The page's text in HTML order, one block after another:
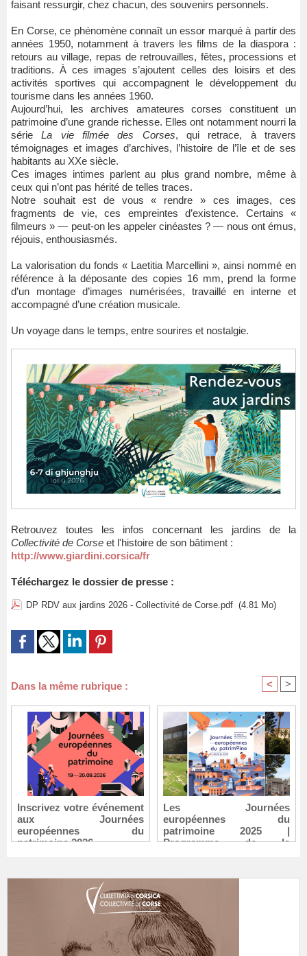
faisant ressurgir, chez chacun, des souvenirs personnels.
En Corse, ce phénomène connaît un essor marqué à partir des
années 1950, notamment à travers les films de la diaspora :
retours au village, repas de retrouvailles, fêtes, processions et
traditions. À ces images s’ajoutent celles des loisirs et des
activités sportives qui accompagnent le développe­ment du
tourisme dans les années 1960.
Aujourd’hui, les archives amateures corses constituent un
patrimoine d’une grande richesse. Elles ont notamment nourri la
sérieLa vie filmée des Corses, qui retrace, à travers
témoignages et images d’archives, l’histoire de l’île et de ses
habitants au XXe siècle.
Ces images intimes parlent au plus grand nombre, même à
ceux qui n’ont pas hérité de telles traces.
Notre souhait est de vous « rendre » ces images, ces
fragments de vie, ces empreintes d’existence. Certains «
filmeurs » — peut-on les appeler cinéastes ? — nous ont émus,
réjouis, enthousiasmés.
La valorisation du fonds « Laetitia Marcellini », ainsi nommé en
référence à la déposante des copies 16 mm, prend la forme
d’un montage d’images numérisées, travaillé en interne et
accompagné d’une création musicale.
Un voyage dans le temps, entre sourires et nostalgie.
Retrouvez toutes les infos concernant les jardins de la
Collectivité de Corse et l'histoire de son bâtiment :
http://www.giardini.corsica/fr
Téléchargez le dossier de presse :
DP RDV aux jardins 2026 - Collectivité de Corse.pdf (4.81 Mo)
Dans la même rubrique : < >
Inscrivez votre événement
aux Journées
européennes du
patrimoine 2026
Les Journées
européennes du
patrimoine 2025 |
Programme de la